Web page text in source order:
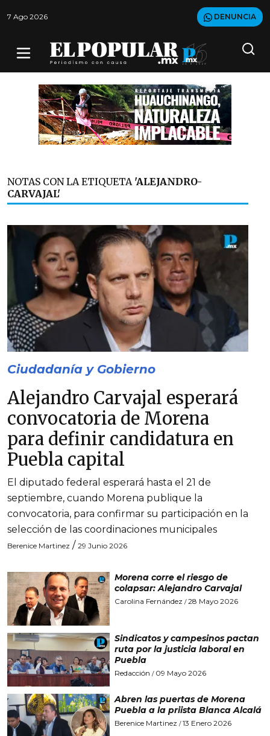
7 Ago 2026 DENUNCIA
NOTAS CON LA ETIQUETA 'ALEJANDRO-
CARVAJAL'
Ciudadanía y Gobierno
Alejandro Carvajal esperará
convocatoria de Morena
para definir candidatura en
Puebla capital
El diputado federal esperará hasta el 21 de
septiembre, cuando Morena publique la
convocatoria, para confirmar su participación en la
selección de las coordinaciones municipales
Berenice Martinez / 29 Junio 2026
Morena corre el riesgo de
colapsar: Alejandro Carvajal
Carolina Fernández /28 Mayo 2026
Sindicatos y campesinos pactan
ruta por la justicia laboral en
Puebla
Redacción / 09 Mayo 2026
Abren las puertas de Morena
Puebla a la priista Blanca Alcalá
Berenice Martinez /13 Enero 2026